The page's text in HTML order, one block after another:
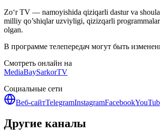
Zo‘r TV — namoyishida qiziqarli dastur va
milliy qo’shiqlar uzviyligi, qizizqarli
olgan.
В программе телепередач могут быть
Смотреть онлайн на
MediaBaySarkorTV
Социальные сети
Веб-сайтTelegramInstagramFacebook
Другие каналы